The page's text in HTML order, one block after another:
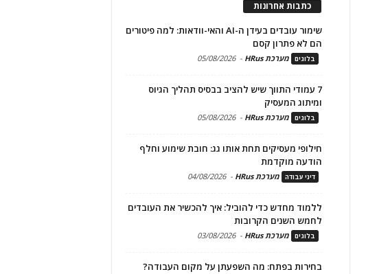
כתבות אחרונות
שימור עובדים בעידן ה-AI והאי-וודאות: למה פיטורים
הם לא פתרון קסם
בלוגים מערכת HRus -
05/08/2026
7 עמודי התווך שיש להציב בבסיס תהליך הגיוס
ומיתוג המעסיק
בלוגים מערכת HRus -
05/08/2026
חילופי מעסיקים תחת אותו גג: חובת שימוע וחלף
הודעה מוקדמת
דיני עבודה מערכת HRus -
04/08/2026
ללמוד מחדש כדי להוביל: איך להכשיר את העובדים
לחמש השנים הקרובות
בלוגים מערכת HRus -
03/08/2026
בחירות בפתח: מה השפעתן על מקום העבודה?